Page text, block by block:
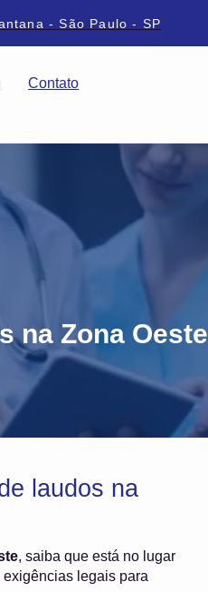
- São Paulo - SP
Contato
na Zona Oeste
laudos na
, saiba que está no lugar
legais para